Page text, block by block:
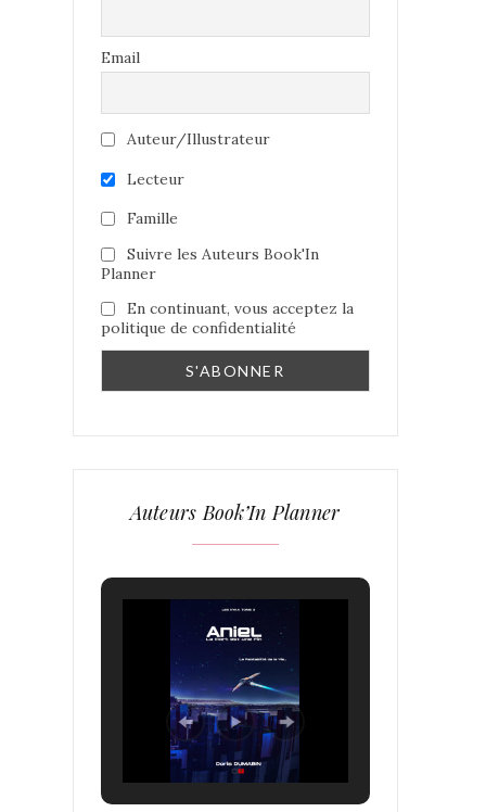
Email
Auteur/Illustrateur
Lecteur
Famille
Suivre les Auteurs Book'In
Planner
En continuant, vous acceptez la
politique de confidentialité
Auteurs Book’In Planner